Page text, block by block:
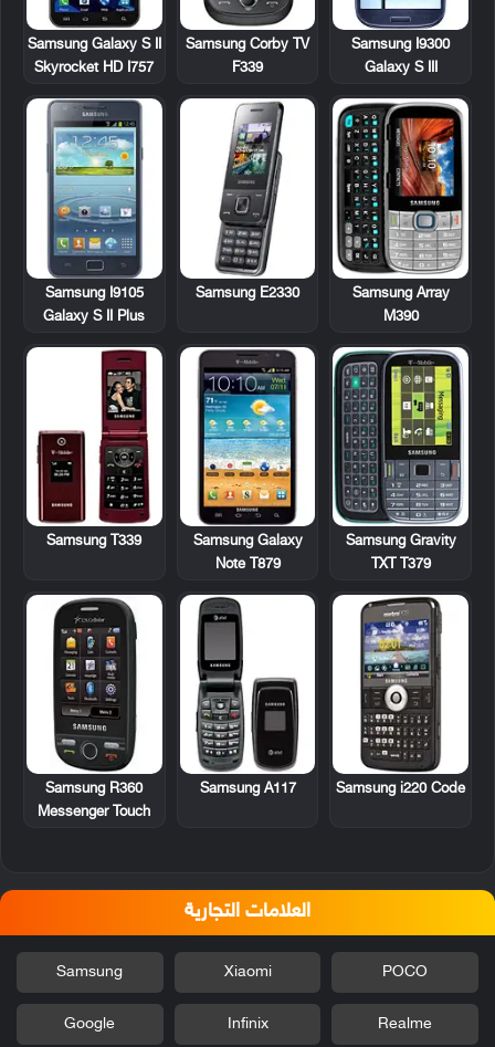
Samsung I9300
Galaxy S III
Samsung Corby TV
F339
Samsung Galaxy S II
Skyrocket HD I757
Samsung Array
M390
Samsung E2330
Samsung I9105
Galaxy S II Plus
Samsung Gravity
TXT T379
Samsung Galaxy
Note T879
Samsung T339
Samsung i220 Code
Samsung A117
Samsung R360
Messenger Touch
العلامات التجارية
POCO
Xiaomi
Samsung
Realme
Infinix
Google